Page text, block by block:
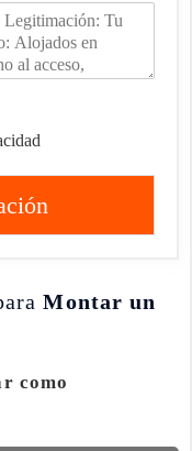
Montar un
como